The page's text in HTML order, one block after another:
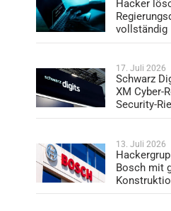
Hacker
vollständig
17. Juli 2026
Schwarz
XM Cyber-
Security-
13. Juli 2026
Bosch mit